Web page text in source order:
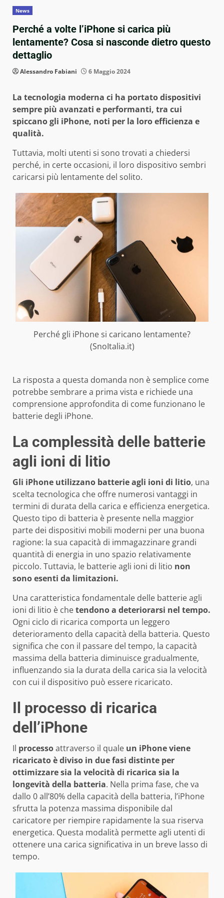
News
Perché a volte l’iPhone si carica più
lentamente? Cosa si nasconde dietro questo
dettaglio
Alessandro Fabiani 6 Maggio 2024
La tecnologia moderna ci ha portato dispositivi
sempre più avanzati e performanti, tra cui
spiccano gli iPhone, noti per la loro efficienza e
qualità.
Tuttavia, molti utenti si sono trovati a chiedersi
perché, in certe occasioni, il loro dispositivo sembri
caricarsi più lentamente del solito.
Perché gli iPhone si caricano lentamente?
(SnoItalia.it)
La risposta a questa domanda non è semplice come
potrebbe sembrare a prima vista e richiede una
comprensione approfondita di come funzionano le
batterie degli iPhone.
La complessità delle batterie
agli ioni di litio
Gli iPhone utilizzano batterie agli ioni di litio, una
scelta tecnologica che offre numerosi vantaggi in
termini di durata della carica e efficienza energetica.
Questo tipo di batteria è presente nella maggior
parte dei dispositivi mobili moderni per una buona
ragione: la sua capacità di immagazzinare grandi
quantità di energia in uno spazio relativamente
piccolo. Tuttavia, le batterie agli ioni di litio non
sono esenti da limitazioni.
Una caratteristica fondamentale delle batterie agli
ioni di litio è chetendono a deteriorarsi nel tempo.
Ogni ciclo di ricarica comporta un leggero
deterioramento della capacità della batteria. Questo
significa che con il passare del tempo, la capacità
massima della batteria diminuisce gradualmente,
influenzando sia la durata della carica sia la velocità
con cui il dispositivo può essere ricaricato.
Il processo di ricarica
dell’iPhone
Il processoattraverso il quale un iPhone viene
ricaricato è diviso in due fasi distinte per
ottimizzare sia la velocità di ricarica sia la
longevità della batteria. Nella prima fase, che va
dallo 0 all’80% della capacità della batteria, l’iPhone
sfrutta la potenza massima disponibile dal
caricatore per riempire rapidamente la sua riserva
energetica. Questa modalità permette agli utenti di
ottenere una carica significativa in un breve lasso di
tempo.